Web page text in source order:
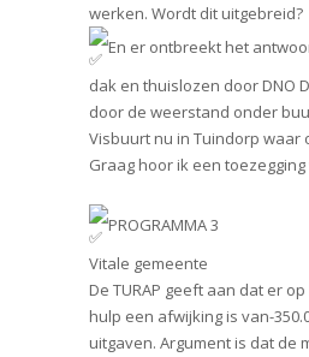
werken. Wordt dit uitgebreid?
En er ontbreekt het
dak en thuislozen door DNO
door de weerstand onder
Visbuurt nu in Tuindorp waar
Graag hoor ik een
PROGRAMMA 3
Vitale gemeente
De TURAP geeft aan dat er
hulp een afwijking is van-
uitgaven. Argument is dat de